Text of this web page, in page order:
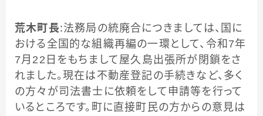
荒木町長：法務局の統廃合につきましては、国に
おける全国的な組織再編の一環として、令和7年
7月22日をもちまして屋久島出張所が閉鎖をさ
れました。現在は不動産登記の手続きなど、多く
の方々が司法書士に依頼をして申請等を行って
いるところです。町に直接町民の方からの意見は